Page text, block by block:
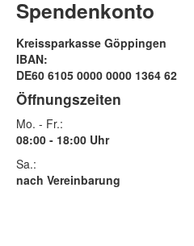
Spendenkonto
Kreissparkasse Göppingen
IBAN:
DE60 6105 0000 0000 1364 62
Öffnungszeiten
Mo. - Fr.:
08:00 - 18:00 Uhr
Sa.:
nach Vereinbarung